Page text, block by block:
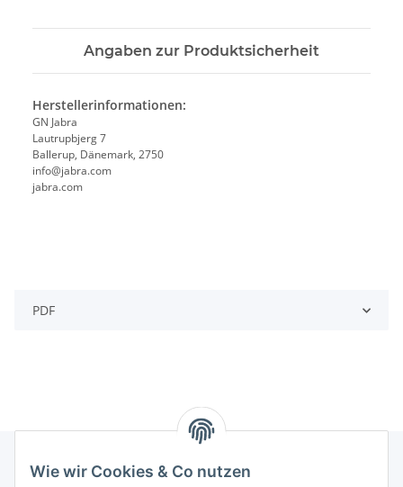
Wie wir Cookies & Co nutzen
Angaben zur Produktsicherheit
Herstellerinformationen:
GN Jabra
Lautrupbjerg 7
Ballerup, Dänemark, 2750
info@jabra.com
jabra.com
PDF